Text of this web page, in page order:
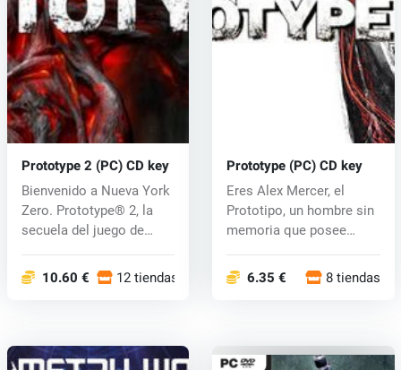
Prototype 2 (PC) CD key
Bienvenido a Nueva York
Zero. Prototype® 2, la
secuela del juego de
10.60 € 12 tiendas
Prototype (PC) CD key
Eres Alex Mercer, el
Prototipo, un hombre sin
memoria que posee
6.35 € 8 tiendas